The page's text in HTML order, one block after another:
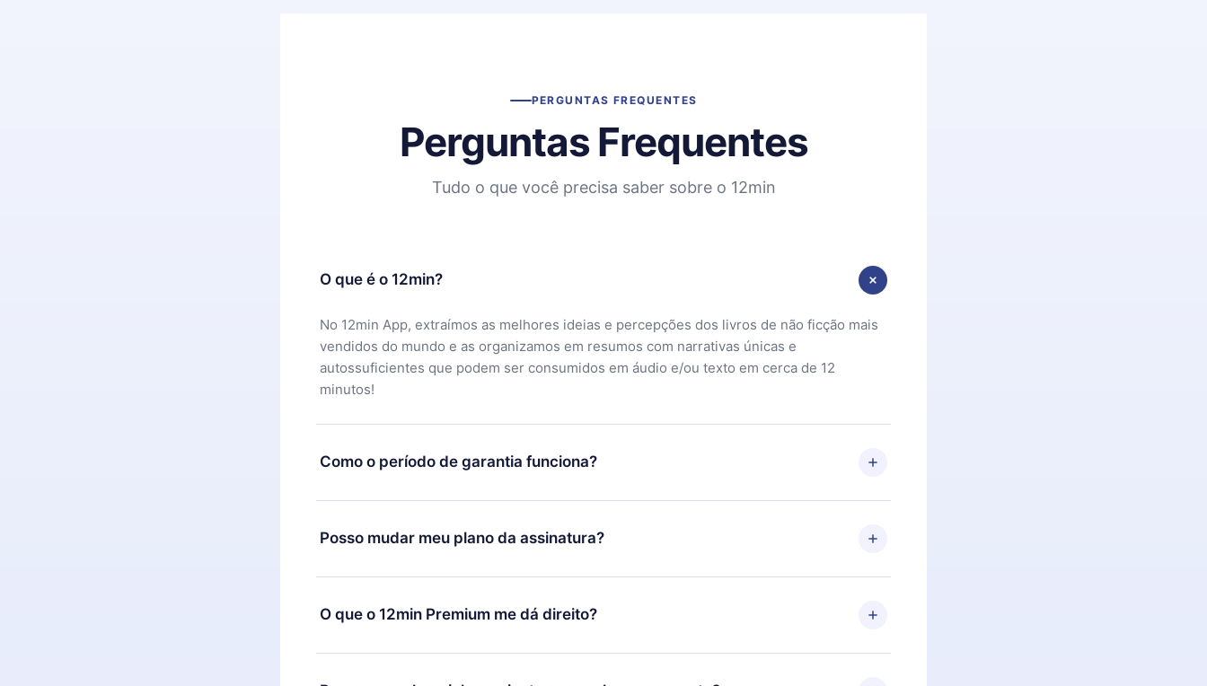
PERGUNTAS FREQUENTES
Perguntas Frequentes
Tudo o que você precisa saber sobre o 12min
O que é o 12min?
No 12min App, extraímos as melhores ideias e percepções dos livros de não ficção mais
vendidos do mundo e as organizamos em resumos com narrativas únicas e
autossuficientes que podem ser consumidos em áudio e/ou texto em cerca de 12
minutos!
Como o período de garantia funciona?
Você pode baixar nosso aplicativo e começar a aproveitar nossa biblioteca. Se por algum
motivo não ficar satisfeito com nossa plataforma, basta entrar em contato com nossa
equipe de suporte (
contato@12min.com
) em até 7 dias após a compra e solicitar o
Posso mudar meu plano da assinatura?
Sim, mas a mudança só se aplicará a partir do próximo período de cobrança. Por
exemplo, se você decidiu mudar sua assinatura mensal para anual, após confirmar a
mudança para o plano anual, o novo plano só será aplicado e cobrado após o aniversário
O que o 12min Premium me dá direito?
O 12min Premium é um plano que te garante acesso a toda nossa biblioteca de 2500+
títulos disponíveis em 3 línguas (Inglês, espanhol e português) que você pode ler ou